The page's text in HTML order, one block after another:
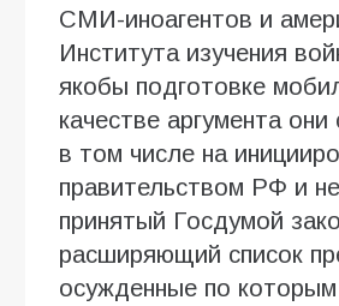
СМИ-иноагентов и
Института изучения
якобы подготовке
качестве аргумента
в том числе на
правительством РФ и
принятый Госдумой
расширяющий список
осужденные по которым